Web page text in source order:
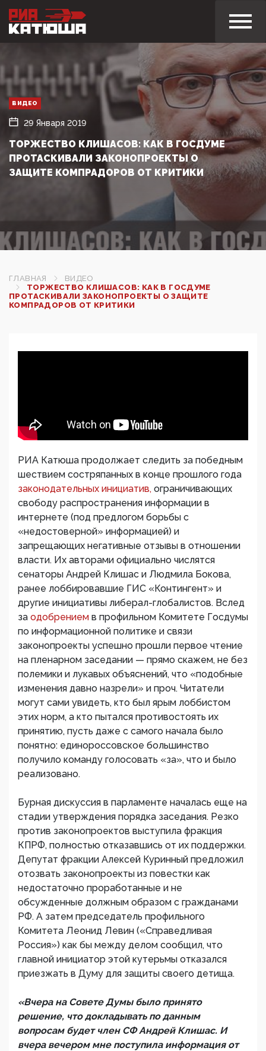
ВИДЕО
29 Января 2019
ТОРЖЕСТВО КЛИШАСОВ: КАК В ГОСДУМЕ
ПРОТАСКИВАЛИ ЗАКОНОПРОЕКТЫ О
ЗАЩИТЕ КОМПРАДОРОВ ОТ КРИТИКИ
ГЛАВНАЯ
ВИДЕО
ТОРЖЕСТВО КЛИШАСОВ: КАК В ГОСДУМЕ
ПРОТАСКИВАЛИ ЗАКОНОПРОЕКТЫ О ЗАЩИТЕ
КОМПРАДОРОВ ОТ КРИТИКИ
РИА Катюша продолжает следить за победным
шествием состряпанных в конце прошлого года
законодательных инициатив, ограничивающих
свободу распространения информации в
интернете (под предлогом борьбы с
«недостоверной» информацией) и
запрещающих негативные отзывы в отношении
власти. Их авторами официально числятся
сенаторы Андрей Клишас и Людмила Бокова,
ранее лоббировавшие ГИС «Контингент» и
другие инициативы либерал-глобалистов. Вслед
за одобрением в профильном Комитете Госдумы
по информационной политике и связи
законопроекты успешно прошли первое чтение
на пленарном заседании — прямо скажем, не без
полемики и лукавых объяснений, что «подобные
изменения давно назрели» и проч. Читатели
могут сами увидеть, кто был ярым лоббистом
этих норм, а кто пытался противостоять их
принятию, пусть даже с самого начала было
понятно: единороссовское большинство
получило команду голосовать «за», что и было
реализовано.
Бурная дискуссия в парламенте началась еще на
стадии утверждения порядка заседания. Резко
против законопроектов выступила фракция
КПРФ, полностью отказавшись от их поддержки.
Депутат фракции Алексей Куринный предложил
отозвать законопроекты из повестки как
недостаточно проработанные и не
обсужденные должным образом с гражданами
РФ. А затем председатель профильного
Комитета Леонид Левин («Справедливая
Россия») как бы между делом сообщил, что
главной инициатор этой кутерьмы отказался
приезжать в Думу для защиты своего детища.
«Вчера на Совете Думы было принято
решение, что докладывать по данным
вопросам будет член СФ Андрей Клишас. И
вчера вечером мне поступила информация от